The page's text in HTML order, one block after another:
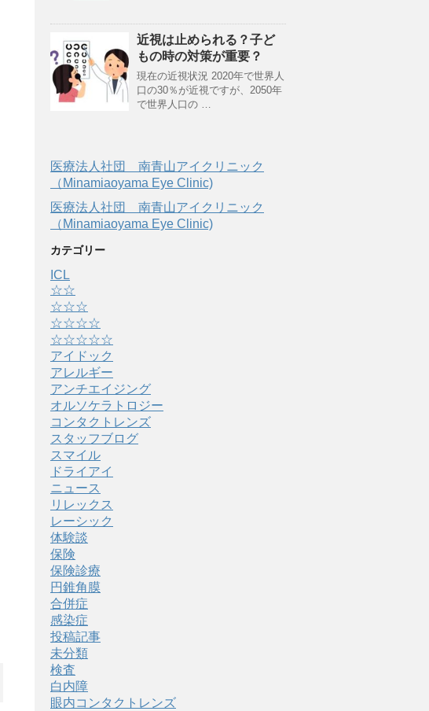
近視は止められる？子ど
もの時の対策が重要？
現在の近視状況 2020年で世界人
口の30％が近視ですが、2050年
で世界人口の …
医療法人社団 南青山アイクリニック
（Minamiaoyama Eye Clinic)
医療法人社団 南青山アイクリニック
（Minamiaoyama Eye Clinic)
カテゴリー
ICL
☆☆
☆☆☆
☆☆☆☆
☆☆☆☆☆
アイドック
アレルギー
アンチエイジング
オルソケラトロジー
コンタクトレンズ
スタッフブログ
スマイル
ドライアイ
ニュース
リレックス
レーシック
体験談
保険
保険診療
円錐角膜
合併症
感染症
投稿記事
未分類
検査
白内障
眼内コンタクトレンズ